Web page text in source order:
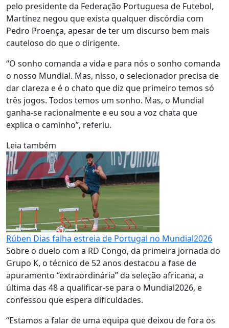
pelo presidente da Federação Portuguesa de Futebol,
Martínez negou que exista qualquer discórdia com
Pedro Proença, apesar de ter um discurso bem mais
cauteloso do que o dirigente.
“O sonho comanda a vida e para nós o sonho comanda
o nosso Mundial. Mas, nisso, o selecionador precisa de
dar clareza e é o chato que diz que primeiro temos só
três jogos. Todos temos um sonho. Mas, o Mundial
ganha-se racionalmente e eu sou a voz chata que
explica o caminho”, referiu.
Leia também
Rúben Dias falha estreia de Portugal no Mundial2026
Sobre o duelo com a RD Congo, da primeira jornada do
Grupo K, o técnico de 52 anos destacou a fase de
apuramento “extraordinária” da seleção africana, a
última das 48 a qualificar-se para o Mundial2026, e
confessou que espera dificuldades.
“Estamos a falar de uma equipa que deixou de fora os